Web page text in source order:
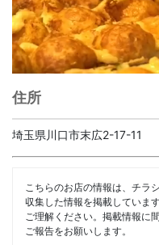
住所
埼玉県川口市末広2-17-11
こちらのお店の情報は、チラ
収集した情報を掲載していま
ご理解ください。掲載情報に
ご報告をお願いします。